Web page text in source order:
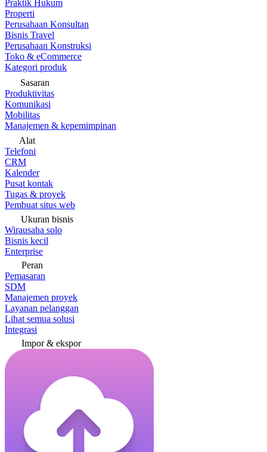
Praktik Hukum
Properti
Perusahaan Konsultan
Bisnis Travel
Perusahaan Konstruksi
Toko & eCommerce
Kategori produk
Sasaran
Produktivitas
Komunikasi
Mobilitas
Manajemen & kepemimpinan
Alat
Telefoni
CRM
Kalender
Pusat kontak
Tugas & proyek
Pembuat situs web
Ukuran bisnis
Wirausaha solo
Bisnis kecil
Enterprise
Peran
Pemasaran
SDM
Manajemen proyek
Layanan pelanggan
Lihat semua solusi
Integrasi
Impor & ekspor